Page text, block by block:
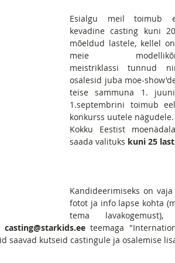
Esialgu meil toimub
kevadine casting kuni
mõeldud lastele, kellel
meie
meistriklassi tunnud
osalesid juba moe-
teise sammuna 1.
1.septembrini toimub
konkurss uutele nägudele.
Kokku Eestist
saada valituks kuni 25
​Kandideerimiseks on
fotot ja info lapse kohta
tema lavakogemust),
casting@starkids.ee teemaga
saavad kutseid castingule ja osalemise